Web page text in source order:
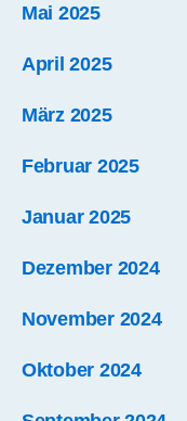
Mai 2025
April 2025
März 2025
Februar 2025
Januar 2025
Dezember 2024
November 2024
Oktober 2024